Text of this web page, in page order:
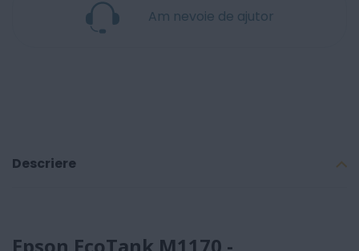
Am nevoie de ajutor
Descriere